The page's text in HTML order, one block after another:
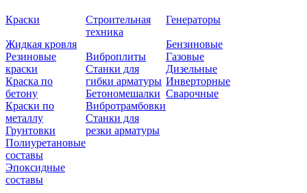
Краски
Жидкая кровля
Резиновые
краски
Краска по
бетону
Краски по
металлу
Грунтовки
Полиуретановые
составы
Эпоксидные
составы
Строительная
техника
Виброплиты
Станки для
гибки арматуры
Бетономешалки
Вибротрамбовки
Станки для
резки арматуры
Генераторы
Бензиновые
Газовые
Дизельные
Инверторные
Сварочные